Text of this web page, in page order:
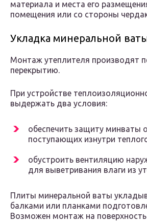
материала и места его
помещения или со стороны
Укладка минеральной
Монтаж утеплителя производят
перекрытию.
При устройстве
выдержать два условия:
обеспечить защиту минваты
поступающих изнутри
обустроить вентиляцию
для выветривания влаги из
Плиты минеральной ваты
балками или планками
Возможен монтаж на